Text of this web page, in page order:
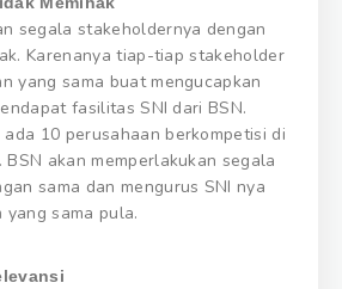
segala stakeholdernya dengan
Karenanya tiap-tiap stakeholder
yang sama buat mengucapkan
fasilitas SNI dari BSN.
10 perusahaan berkompetisi di
akan memperlakukan segala
sama dan mengurus SNI nya
yang sama pula.